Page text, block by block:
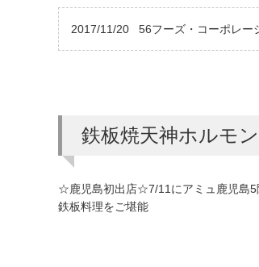
2017/11/20 56フーズ・コーポレー
鉄板焼天神ホルモ
☆鹿児島初出店☆7/11にアミュ鹿児島5
鉄板料理をご堪能